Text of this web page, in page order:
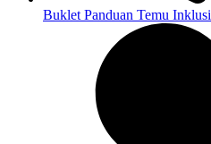
Buklet Panduan Temu Inklusi